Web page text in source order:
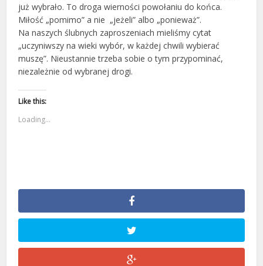
już wybrało. To droga wierności powołaniu do końca.
Miłość „pomimo” a nie „jeżeli” albo „ponieważ”.
Na naszych ślubnych zaproszeniach mieliśmy cytat
„uczyniwszy na wieki wybór, w każdej chwili wybierać
muszę”. Nieustannie trzeba sobie o tym przypominać,
niezależnie od wybranej drogi.
Like this:
Loading...